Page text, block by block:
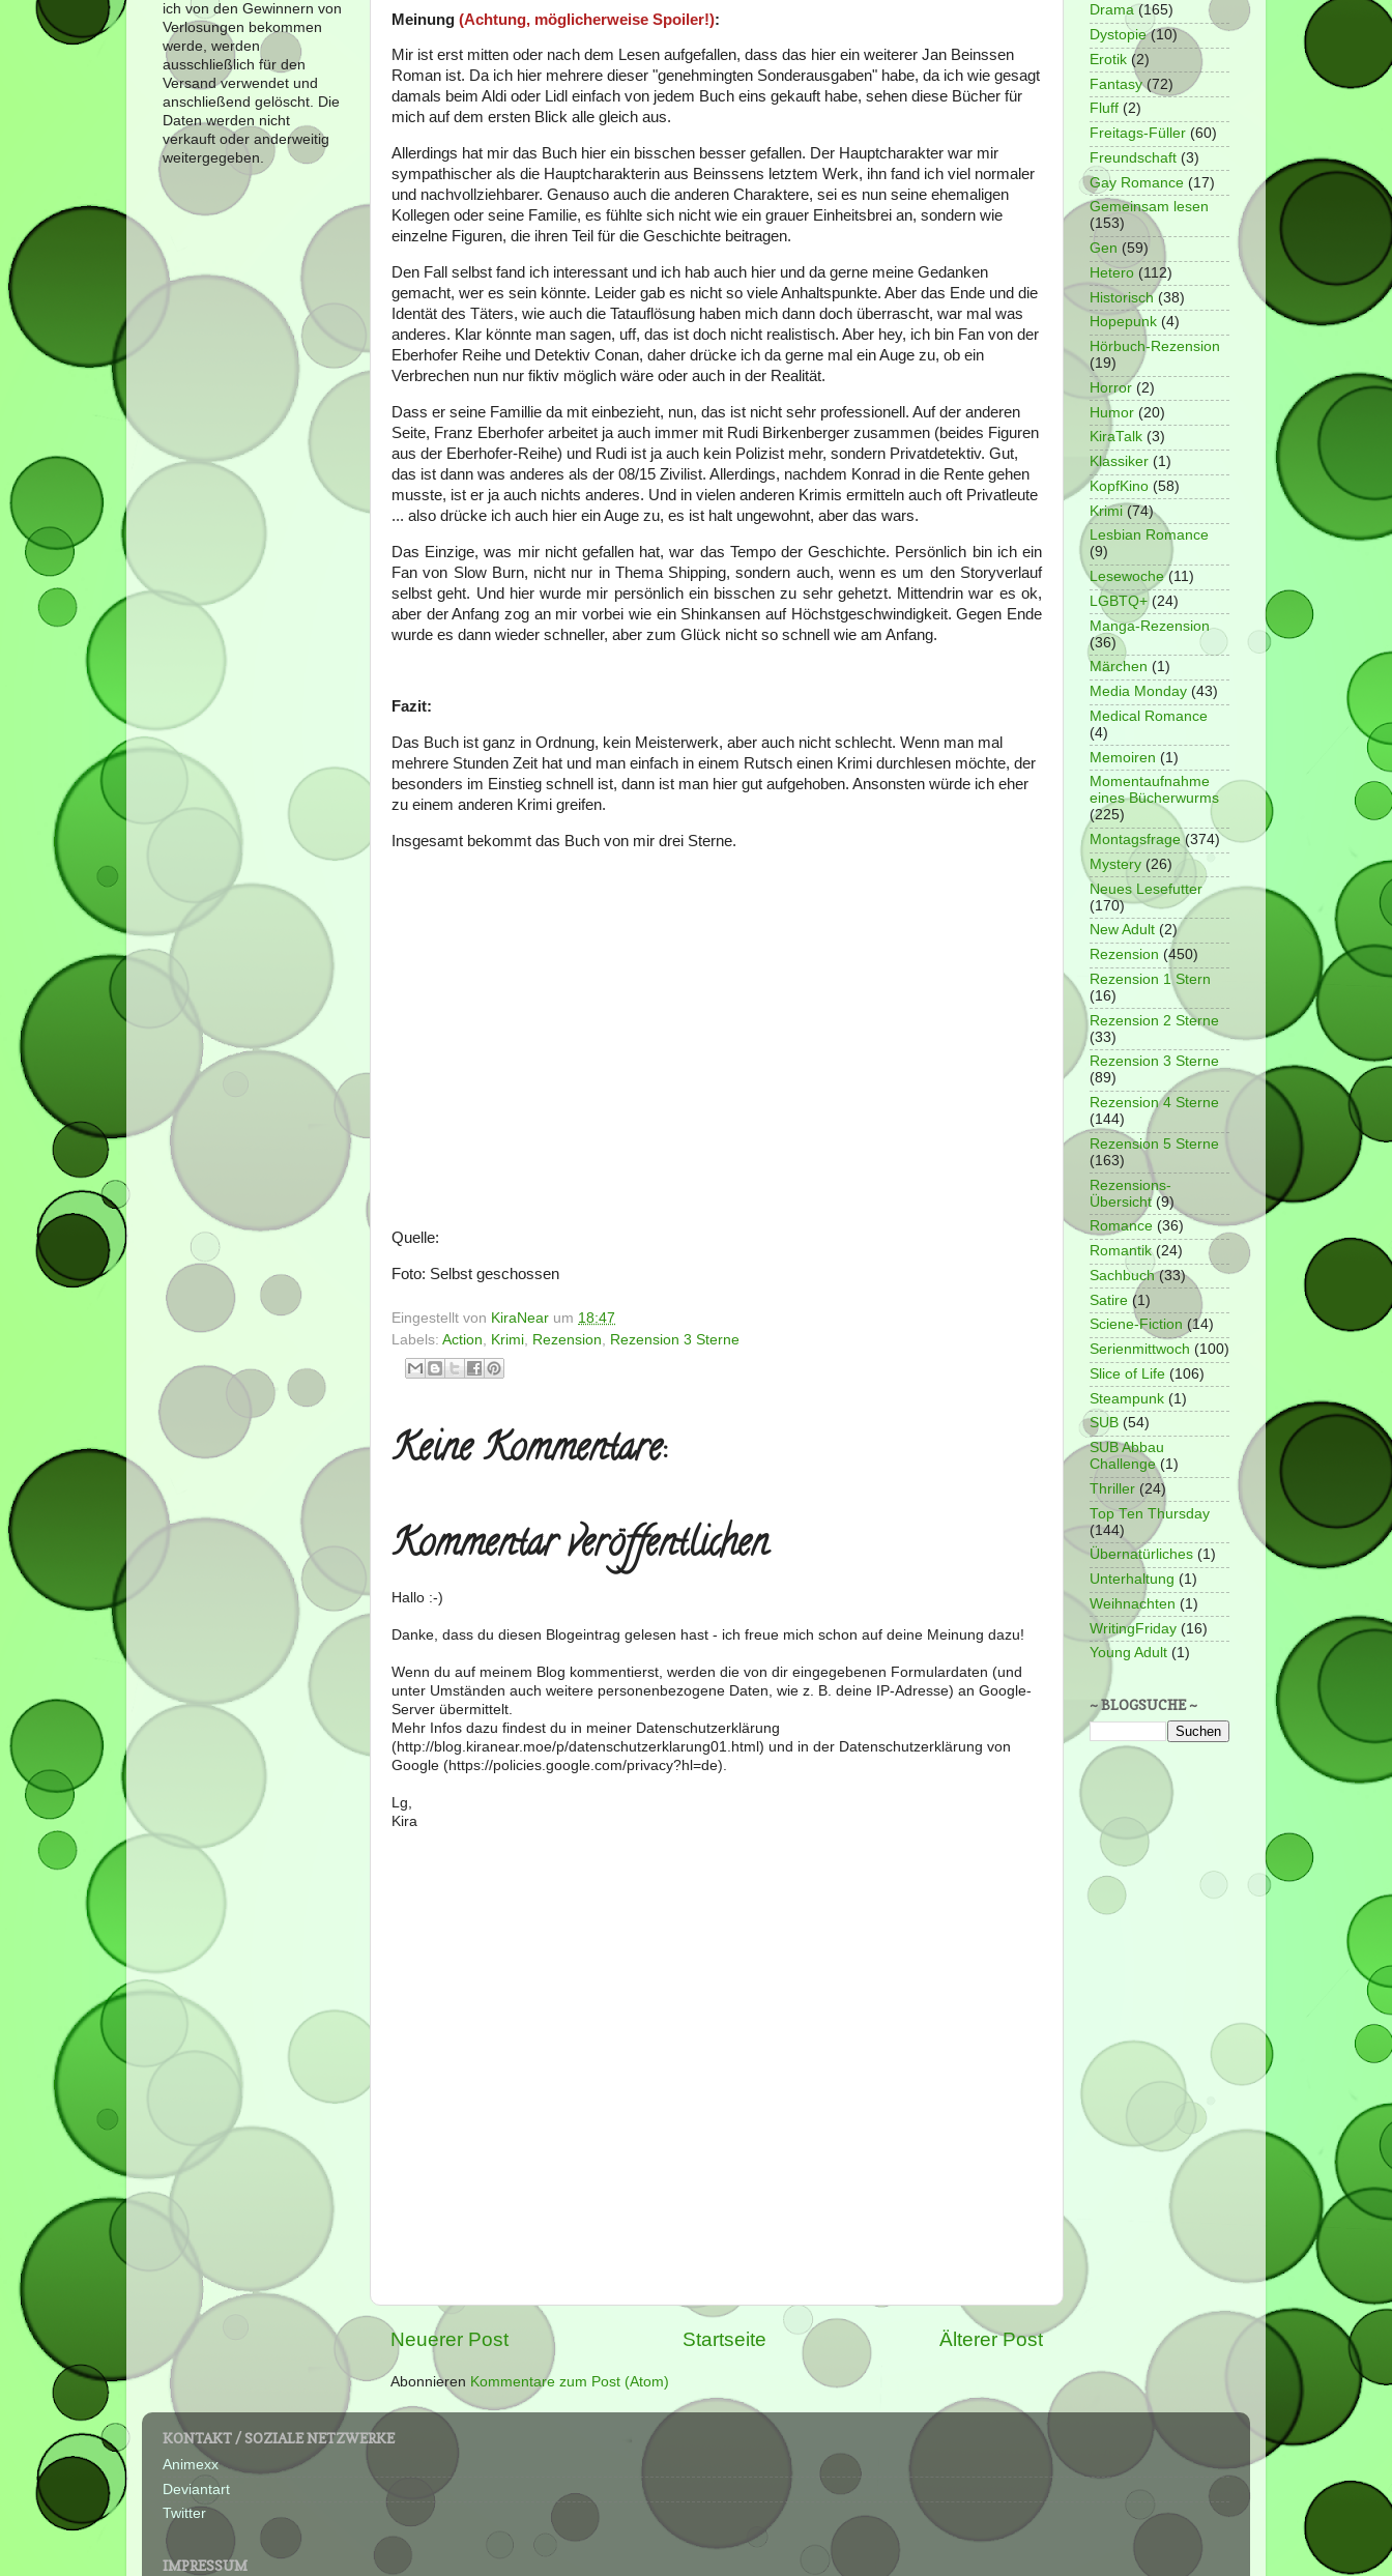
Meinung (Achtung, möglicherweise Spoiler!):
Mir ist erst mitten oder nach dem Lesen aufgefallen, dass das hier ein weiterer Jan Beinssen
Roman ist. Da ich hier mehrere dieser "genehmingten Sonderausgaben" habe, da ich wie gesagt
damals beim Aldi oder Lidl einfach von jedem Buch eins gekauft habe, sehen diese Bücher für
mich auf dem ersten Blick alle gleich aus.
Allerdings hat mir das Buch hier ein bisschen besser gefallen. Der Hauptcharakter war mir
sympathischer als die Hauptcharakterin aus Beinssens letztem Werk, ihn fand ich viel normaler
und nachvollziehbarer. Genauso auch die anderen Charaktere, sei es nun seine ehemaligen
Kollegen oder seine Familie, es fühlte sich nicht wie ein grauer Einheitsbrei an, sondern wie
einzelne Figuren, die ihren Teil für die Geschichte beitragen.
Den Fall selbst fand ich interessant und ich hab auch hier und da gerne meine Gedanken
gemacht, wer es sein könnte. Leider gab es nicht so viele Anhaltspunkte. Aber das Ende und die
Identät des Täters, wie auch die Tatauflösung haben mich dann doch überrascht, war mal was
anderes. Klar könnte man sagen, uff, das ist doch nicht realistisch. Aber hey, ich bin Fan von der
Eberhofer Reihe und Detektiv Conan, daher drücke ich da gerne mal ein Auge zu, ob ein
Verbrechen nun nur fiktiv möglich wäre oder auch in der Realität.
Dass er seine Famillie da mit einbezieht, nun, das ist nicht sehr professionell. Auf der anderen
Seite, Franz Eberhofer arbeitet ja auch immer mit Rudi Birkenberger zusammen (beides Figuren
aus der Eberhofer-Reihe) und Rudi ist ja auch kein Polizist mehr, sondern Privatdetektiv. Gut,
das ist dann was anderes als der 08/15 Zivilist. Allerdings, nachdem Konrad in die Rente gehen
musste, ist er ja auch nichts anderes. Und in vielen anderen Krimis ermitteln auch oft Privatleute
... also drücke ich auch hier ein Auge zu, es ist halt ungewohnt, aber das wars.
Das Einzige, was mir nicht gefallen hat, war das Tempo der Geschichte. Persönlich bin ich ein
Fan von Slow Burn, nicht nur in Thema Shipping, sondern auch, wenn es um den Storyverlauf
selbst geht. Und hier wurde mir persönlich ein bisschen zu sehr gehetzt. Mittendrin war es ok,
aber der Anfang zog an mir vorbei wie ein Shinkansen auf Höchstgeschwindigkeit. Gegen Ende
wurde es dann wieder schneller, aber zum Glück nicht so schnell wie am Anfang.
Fazit:
Das Buch ist ganz in Ordnung, kein Meisterwerk, aber auch nicht schlecht. Wenn man mal
mehrere Stunden Zeit hat und man einfach in einem Rutsch einen Krimi durchlesen möchte, der
besonders im Einstieg schnell ist, dann ist man hier gut aufgehoben. Ansonsten würde ich eher
zu einem anderen Krimi greifen.
Insgesamt bekommt das Buch von mir drei Sterne.
Quelle:
Foto: Selbst geschossen
Eingestellt von KiraNear um 18:47
Labels: Action Krimi Rezension Rezension 3 Sterne
Keine Kommentare:
Kommentar veröffentlichen
Hallo :-)
Danke, dass du diesen Blogeintrag gelesen hast - ich freue mich schon auf deine Meinung dazu!
Wenn du auf meinem Blog kommentierst, werden die von dir eingegebenen Formulardaten (und
unter Umständen auch weitere personenbezogene Daten, wie z. B. deine IP-Adresse) an Google-
Server übermittelt.
Mehr Infos dazu findest du in meiner Datenschutzerklärung
(http://blog.kiranear.moe/p/datenschutzerklarung01.html) und in der Datenschutzerklärung von
Google (https://policies.google.com/privacy?hl=de).
Lg,
Kira
Neuerer Post Älterer Post
Startseite
Abonnieren Kommentare zum Post (Atom)
ich von den Gewinnern von
Verlosungen bekommen
werde, werden
ausschließlich für den
Versand verwendet und
anschließend gelöscht. Die
Daten werden nicht
verkauft oder anderweitig
weitergegeben.
Drama (165)
Dystopie (10)
Erotik (2)
Fantasy (72)
Fluff (2)
Freitags-Füller (60)
Freundschaft (3)
Gay Romance (17)
Gemeinsam lesen
(153)
Gen (59)
Hetero (112)
Historisch (38)
Hopepunk (4)
Hörbuch-Rezension
(19)
Horror (2)
Humor (20)
KiraTalk (3)
Klassiker (1)
KopfKino (58)
Krimi (74)
Lesbian Romance
(9)
Lesewoche (11)
LGBTQ+ (24)
Manga-Rezension
(36)
Märchen (1)
Media Monday (43)
Medical Romance
(4)
Memoiren (1)
Momentaufnahme
eines Bücherwurms
(225)
Montagsfrage (374)
Mystery (26)
Neues Lesefutter
(170)
New Adult (2)
Rezension (450)
Rezension 1 Stern
(16)
Rezension 2 Sterne
(33)
Rezension 3 Sterne
(89)
Rezension 4 Sterne
(144)
Rezension 5 Sterne
(163)
Rezensions-
Übersicht (9)
Romance (36)
Romantik (24)
Sachbuch (33)
Satire (1)
Sciene-Fiction (14)
Serienmittwoch (100)
Slice of Life (106)
Steampunk (1)
SUB (54)
SUB Abbau
Challenge (1)
Thriller (24)
Top Ten Thursday
(144)
Übernatürliches (1)
Unterhaltung (1)
Weihnachten (1)
WritingFriday (16)
Young Adult (1)
~ BLOGSUCHE ~
KONTAKT / SOZIALE NETZWERKE
Animexx
Deviantart
Twitter
IMPRESSUM